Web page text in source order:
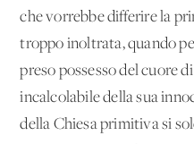
che vorrebbe differire la
troppo inoltrata, quando
preso possesso del cuore
incalcolabile della sua
della Chiesa primitiva si